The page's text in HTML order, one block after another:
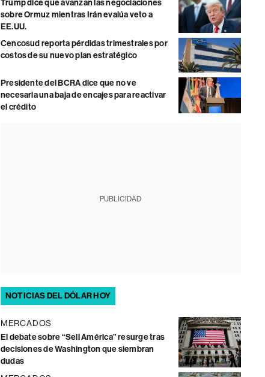
Trump dice que avanzan las negociaciones
sobre Ormuz mientras Irán evalúa veto a
EE.UU.
Cencosud reporta pérdidas trimestrales por
costos de su nuevo plan estratégico
Presidente del BCRA dice que no ve
necesaria una baja de encajes para reactivar
el crédito
PUBLICIDAD
NOTICIAS DEL DÓLAR HOY
MERCADOS
El debate sobre “Sell América” resurge tras
decisiones de Washington que siembran
dudas